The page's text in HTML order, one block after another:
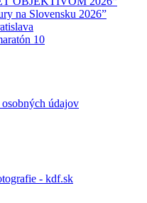
na Slovensku 2026”
10
údajov
- kdf.sk